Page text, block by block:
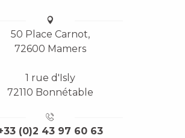
50 Place Carnot,
72600 Mamers
1 rue d'Isly
72110 Bonnétable
(0)2 43 97 60 63